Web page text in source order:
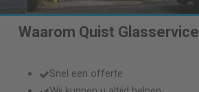
Waarom Quist Glasservice
Snel een offerte